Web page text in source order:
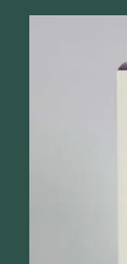
Szybki